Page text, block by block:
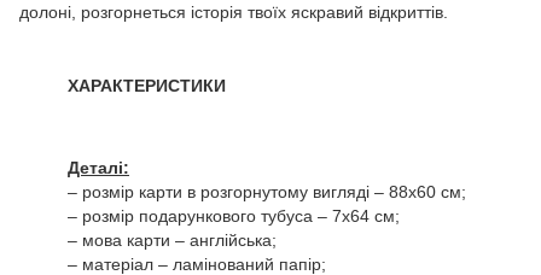
долоні, розгорнеться історія твоїх яскравий відкриттів.
ХАРАКТЕРИСТИКИ
Деталі:
– розмір карти в розгорнутому вигляді – 88х60 см;
– розмір подарункового тубуса – 7х64 см;
– мова карти – англійська;
– матеріал – ламінований папір;